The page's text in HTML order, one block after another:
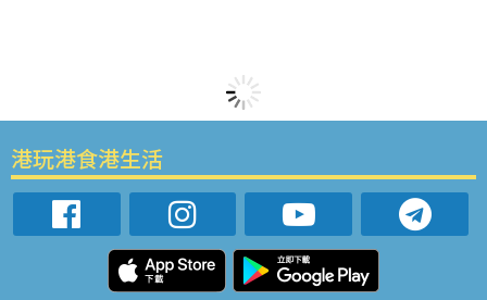
港玩港食港生活